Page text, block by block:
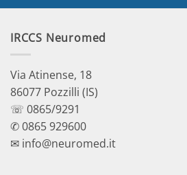
IRCCS Neuromed
Via Atinense, 18
86077 Pozzilli (IS)
☏ 0865/9291
✆ 0865 929600
✉ info@neuromed.it